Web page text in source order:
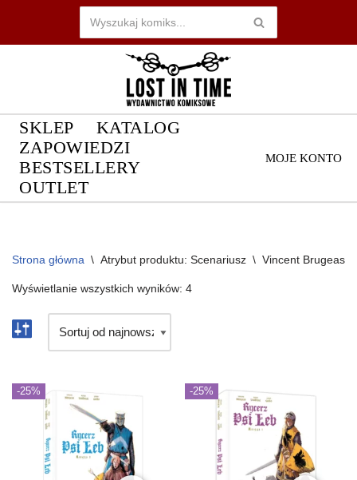
Przejdź
SKLEP
KATALOG
ZAPOWIEDZI
BESTSELLERY
OUTLET
MOJE KONTO
Strona główna \ Atrybut produktu: Scenariusz \ Vincent Brugeas
Wyświetlanie wszystkich wyników: 4
-25% -25%